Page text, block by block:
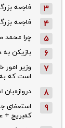
3 فاجعه
4 فاجعه
5 چرا محمد
6 بازیکن به
7
وزیر
است که
8
9
استعفای
کمبریج